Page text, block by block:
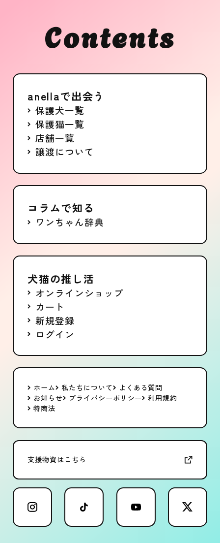
Contents
anellaで出会う
保護犬一覧
保護猫一覧
店舗一覧
譲渡について
コラムで知る
ワンちゃん辞典
犬猫の推し活
オンラインショップ
カート
新規登録
ログイン
ホーム 私たちについて
よくある質問
お知らせ
プライバシーポリシー 利用規約
特商法
支援物資はこちら